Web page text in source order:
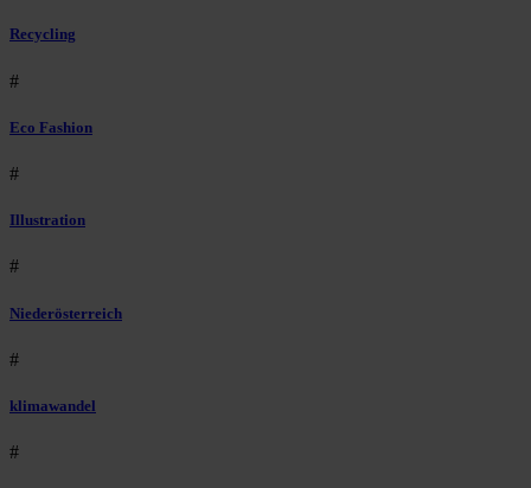
Recycling
#
Eco Fashion
#
Illustration
#
Niederösterreich
#
klimawandel
#